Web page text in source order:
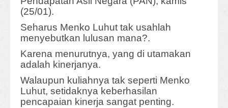
(25/01).
Seharus Menko Luhut tak usahlah
menyebutkan lulusan mana?.
Karena menurutnya, yang di utamakan
adalah kinerjanya.
Walaupun kuliahnya tak seperti Menko
Luhut, setidaknya keberhasilan
pencapaian kinerja sangat penting.